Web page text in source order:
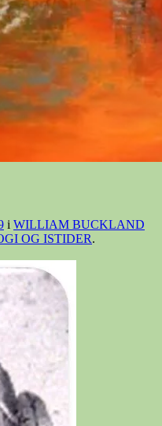
i WILLIAM BUCKLAND
OG ISTIDER.